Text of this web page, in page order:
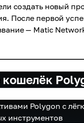
создать новый
После первой
— Matic
Polygon с
инструментов